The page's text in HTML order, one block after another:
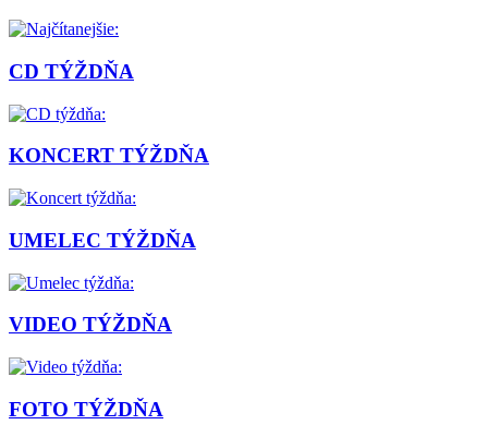
CD TÝŽDŇA
KONCERT TÝŽDŇA
UMELEC TÝŽDŇA
VIDEO TÝŽDŇA
FOTO TÝŽDŇA